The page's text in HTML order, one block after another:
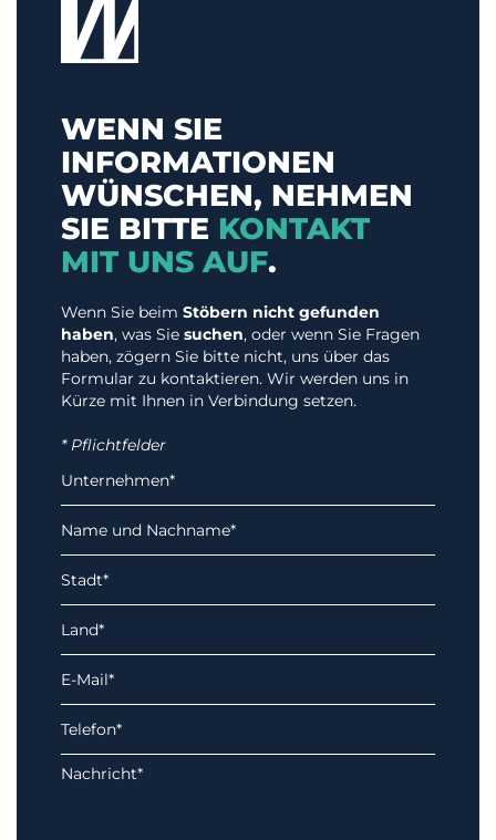
WENN SIE
INFORMATIONEN
WÜNSCHEN, NEHMEN
SIE BITTE KONTAKT
MIT UNS AUF.
Wenn Sie beim Stöbern nicht gefunden
haben, was Sie suchen, oder wenn Sie Fragen
haben, zögern Sie bitte nicht, uns über das
Formular zu kontaktieren. Wir werden uns in
Kürze mit Ihnen in Verbindung setzen.
* Pflichtfelder